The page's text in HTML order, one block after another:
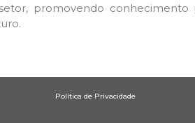
promovendo conhecimento
Política de Privacidade